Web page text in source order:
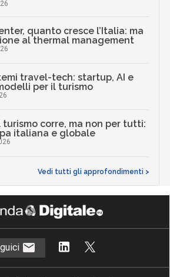
quanto cresce l’Italia: ma
al thermal management
travel-tech: startup, AI e
per il turismo
turismo corre, ma non per tutti:
italiana e globale
Vedi tutti gli approfondimenti >